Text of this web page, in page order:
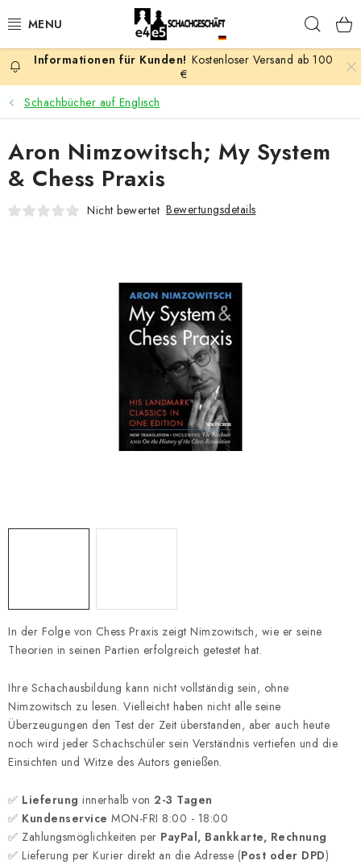
Inhalt
AKTION
SCHACHSPIELE
SCHACHFIGUREN
SCHACH-ANTIQUITÄTENLADEN
SCHACH GESCHENKE
KONTAKT
Kostenloser Versand ab 100
€
Schachbücher auf Englisch
In der Folge von Chess Praxis zeigt Nimzowitsch, wie er seine
Theorien in seinen Partien erfolgreich getestet hat.
Ihre Schachausbildung kann nicht vollständig sein, ohne
Nimzowitsch zu lesen. Vielleicht haben nicht alle seine
Überzeugungen den Test der Zeit überstanden, aber auch heute
noch wird jeder Schachschüler sein Verständnis vertiefen und die
Einsichten und Witze des Autors genießen.
✅ Lieferung innerhalb von 2-3 Tagen
✅ Kundenservice MON-FRI 8:00 - 18:00
✅ Zahlungsmöglichkeiten per PayPal, Bankkarte, Rechnung
✅ Lieferung per Kurier direkt an die Adresse (Post oder DPD)
Aron Nimzowitsch; My System
& Chess Praxis
Nicht bewertet Bewertungsdetails